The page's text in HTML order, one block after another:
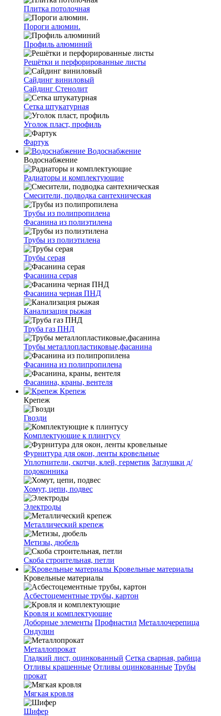
Плитка потолочная
Пороги алюмин.
Профиль алюминий
Решётки и перфорированные листы
Сайдинг виниловый
Сайдинг Стенолит
Сетка штукатурная
Уголок пласт, профиль
Фартук
Водоснабжение
Водоснабжение
Радиаторы и комплектующие
Смесители, подводка сантехническая
Трубы из полипропилена
Фасанина из полиэтилена
Трубы из полиэтилена
Трубы серая
Фасанина серая
Фасанина черная ПНД
Канализация рыжая
Труба газ ПНД
Трубы металлопластиковые,фасанина
Фасанина из полипропилена
Фасанина, краны, вентеля
Крепеж
Крепеж
Гвозди
Комплектующие к плинтусу
Фурнитура для окон, ленты кровельные
Уплотнители, скотчи, клей, герметик Заглушки д/
подоконника
Хомут, цепи, подвес
Электроды
Металлический крепеж
Метизы, дюбель
Скоба строительная, петли
Кровельные материалы
Кровельные материалы
Асбестоцементные трубы, картон
Кровля и комплектующие
Доборные элементы Профнастил Металлочерепица
Ондулин
Металлопрокат
Гладкий лист, оцинкованный Сетка сварная, рабица
Отливы крашенные Отливы оцинкованные Трубы
прокат
Мягкая кровля
Шифер